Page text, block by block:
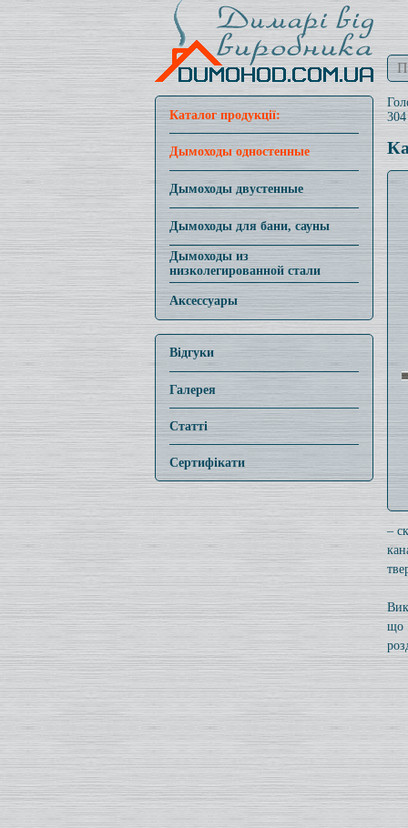
Каталог продукції:
Дымоходы одностенные
Дымоходы двустенные
Дымоходы для бани, сауны
Дымоходы из
низколегированной стали
Аксессуары
Відгуки
Галерея
Статті
Сертифікати
–
що